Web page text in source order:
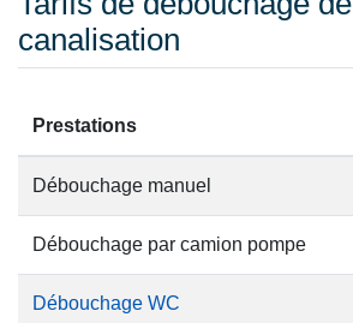
canalisation
Prestations
Débouchage manuel
Débouchage par camion pompe
Débouchage WC